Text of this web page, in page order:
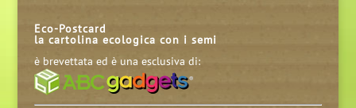
Eco-Postcard
la cartolina ecologica con i semi
è brevettata ed è una esclusiva di: